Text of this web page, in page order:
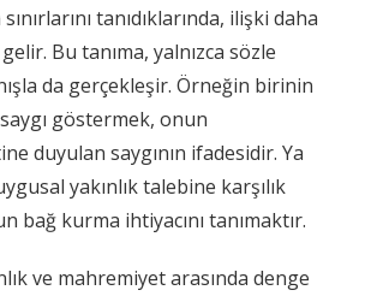
tanıdıklarında, ilişki daha
gelir. Bu tanıma, yalnızca sözle
da gerçekleşir. Örneğin birinin
göstermek, onun
duyulan saygının ifadesidir. Ya
yakınlık talebine karşılık
bağ kurma ihtiyacını tanımaktır.
ve mahremiyet arasında denge